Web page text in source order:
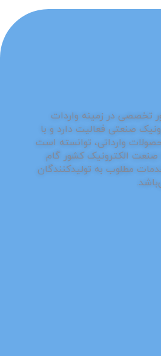
تخصصی در زمینه واردات
صنعتی فعالیت دارد و با
وارداتی، توانسته است
صنعت الکترونیک کشور گام
خدمات مطلوب به تولیدکنندگان